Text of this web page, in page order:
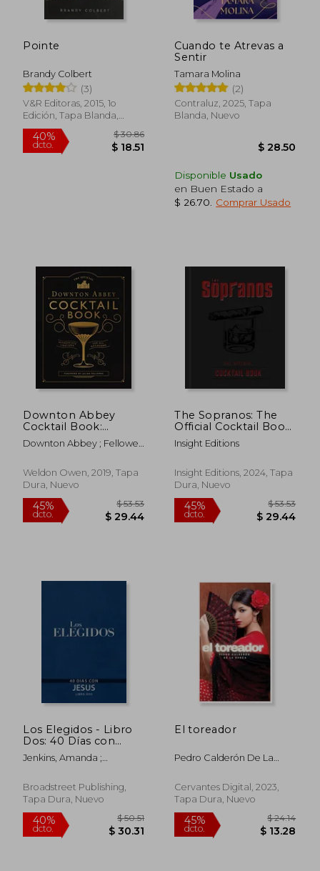
Pointe
Brandy Colbert
(3)
V&R Editoras, 2015, 1o
Edición, Tapa Blanda,
Nuevo
40%
dcto.
Cuando te Atrevas a
Sentir
Tamara Molina
(2)
Contraluz, 2025, Tapa
Blanda, Nuevo
Disponible Usado
en Buen Estado a
$ 26.70
Comprar Usado
Downton Abbey
Cocktail Book:
Appropriate
Libations for all
Abbey Cookery) (en
Inglés)
Downton Abbey ; Fellowes,
Weldon Owen, 2019, Tapa
Dura, Nuevo
dcto.
The Sopranos: The
Official Cocktail Book
(en Inglés)
Insight Editions
Insight Editions, 2024, Tapa
Dura, Nuevo
dcto.
Los Elegidos - Libro
Dos: 40 Días con
Jesús
Jenkins, Amanda ;
Dallas
Broadstreet Publishing,
Tapa Dura, Nuevo
El toreador
Pedro Calderón De La
Cervantes Digital, 2023,
Tapa Dura, Nuevo